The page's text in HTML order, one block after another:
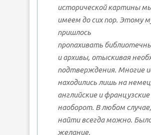
исторической картины
имеем до сих пор. Этому
пришлось
пропахивать
и архивы, отыскивая
подтверждения. Многие
находились лишь на
английские и
наоборот. В любом
найти всегда можно.
желание.